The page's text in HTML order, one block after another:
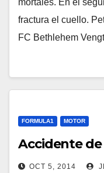
mortales. En el
fractura el cuello.
FC Bethlehem
FORMULA1 MOTOR
Accidente
OCT 5, 2014